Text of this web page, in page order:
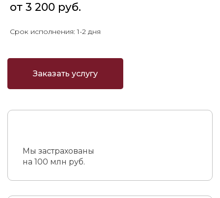
от 3 200 руб.
Срок исполнения: 1-2 дня
Заказать услугу
Мы застрахованы
на 100 млн руб.